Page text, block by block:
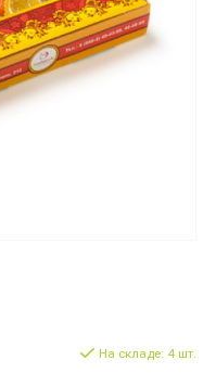
На складе: 4 шт.